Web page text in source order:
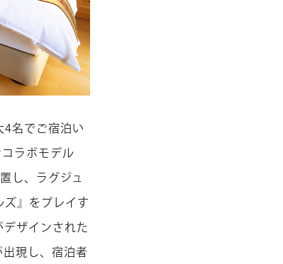
4名でご宿泊い
ラボモデル
し、ラグジュ
ズ』をプレイす
ザインされた
現し、宿泊者